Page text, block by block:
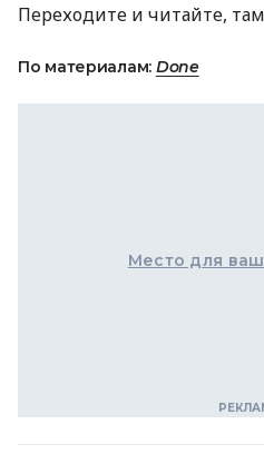
Переходите и читайте,
По материалам: Done
Место для